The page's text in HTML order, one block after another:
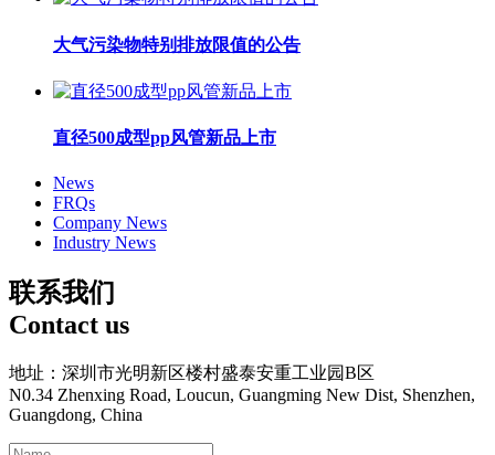
大气污染物特别排放限值的公告
直径500成型pp风管新品上市
News
FRQs
Company News
Industry News
联系我们
Contact us
地址：深圳市光明新区楼村盛泰安重工业园B区
N0.34 Zhenxing Road, Loucun, Guangming New Dist, Shenzhen,
Guangdong, China